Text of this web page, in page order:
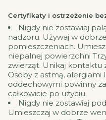
Certyfikaty i ostrzeżenie
Nigdy nie zostawiaj
nadzoru. Używaj w
pomieszczeniach.
niepalnej powierzchni
zwierząt. Unikaj kontaktu
Osoby z astmą,
oddechowymi powinny
całkowicie po użyciu.
Nigdy nie zostawiaj
Umieszczaj w dobrze